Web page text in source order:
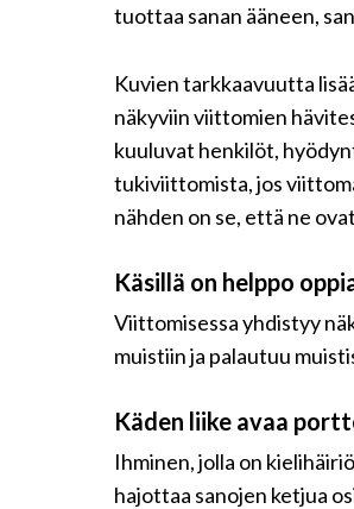
tuottaa sanan ääneen,
Kuvien tarkkaavuutta
näkyviin viittomien
kuuluvat henkilöt,
tukiviittomista, jos
nähden on se, että ne
Käsillä on helppo
Viittomisessa yhdistyy
muistiin ja palautuu
Käden liike avaa
Ihminen, jolla on
hajottaa sanojen ketjua